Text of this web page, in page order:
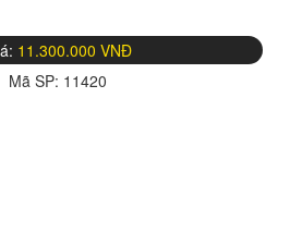
11.300.000 VNĐ
Mã SP: 11420